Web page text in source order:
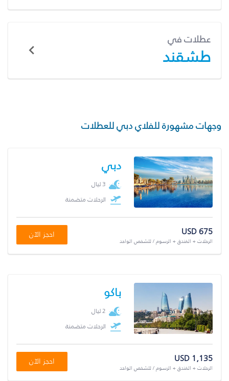
عطلات في
طشقند
وجهات مشهورة للفلاي دبي للعطلات
دبي
3 ليال
الرحلات متضمنة
USD 675
الرحلات + الفندق + الرسوم / للشخص الواحد
احجز الآن
باكو
2 ليال
الرحلات متضمنة
USD 1,135
الرحلات + الفندق + الرسوم / للشخص الواحد
احجز الآن